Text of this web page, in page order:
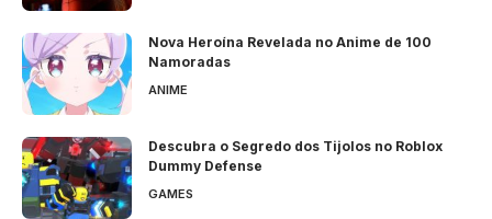
Nova Heroína Revelada no Anime de 100
Namoradas
ANIME
Descubra o Segredo dos Tijolos no Roblox
Dummy Defense
GAMES